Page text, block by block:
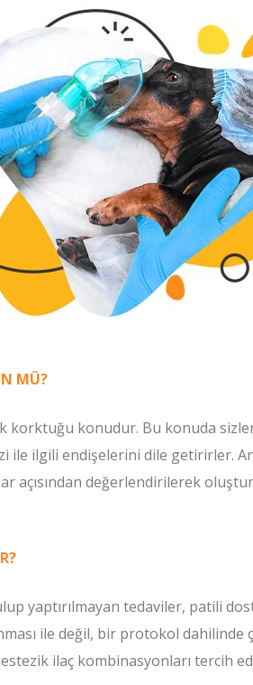
MÜ?
korktuğu konudur. Bu konuda
ile ilgili endişelerini dile getirirler.
açısından değerlendirilerek
yaptırılmayan tedaviler, patili
ile değil, bir protokol dahilinde
ilaç kombinasyonları tercih